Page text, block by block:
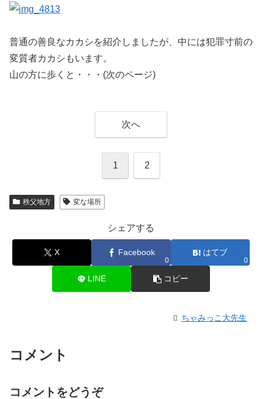
普通の善良なカカシを紹介しましたが、中には犯罪寸前の
変質者カカシもいます。
山の方に歩くと・・・(次のページ)
次へ
1 2
秩父地方 変な場所
シェアする
X Facebook
0
はてブ
0
LINE コピー
ちゃみっこ大先生
コメント
コメントをどうぞ